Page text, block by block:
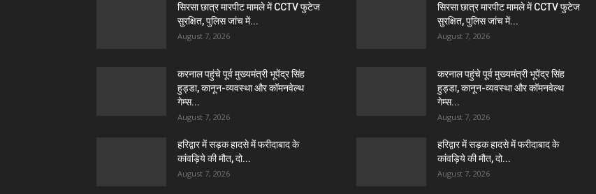
सिरसा छात्र मारपीट मामले में CCTV फुटेज
सुरक्षित, पुलिस जांच में...
August 7, 2026
करनाल पहुंचे पूर्व मुख्यमंत्री भूपेंद्र सिंह
हुड्डा, कानून-व्यवस्था और कॉमनवेल्थ
गेम्स...
August 7, 2026
हरिद्वार में सड़क हादसे में फरीदाबाद के
कांवड़िये की मौत, दो...
August 7, 2026
सिरसा छात्र मारपीट मामले में CCTV फुटेज
सुरक्षित, पुलिस जांच में...
August 7, 2026
करनाल पहुंचे पूर्व मुख्यमंत्री भूपेंद्र सिंह
हुड्डा, कानून-व्यवस्था और कॉमनवेल्थ
गेम्स...
August 7, 2026
हरिद्वार में सड़क हादसे में फरीदाबाद के
कांवड़िये की मौत, दो...
August 7, 2026